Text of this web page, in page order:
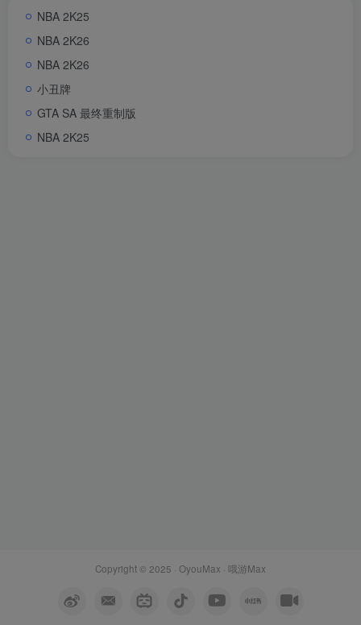
NBA 2K25
NBA 2K26
NBA 2K26
小丑牌
GTA SA 最终重制版
NBA 2K25
Copyright © 2025 · OyouMax · 哦游Max